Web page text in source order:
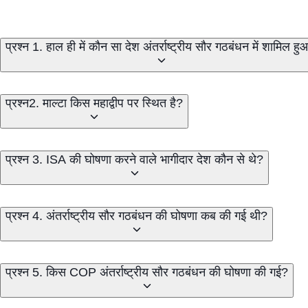
प्रश्न 1. हाल ही में कौन सा देश अंतर्राष्ट्रीय सौर गठबंधन में शामिल
प्रश्न2. माल्टा किस महाद्वीप पर स्थित है?
प्रश्न 3. ISA की घोषणा करने वाले भागीदार देश कौन से थे?
प्रश्न 4. अंतर्राष्ट्रीय सौर गठबंधन की घोषणा कब की गई थी?
प्रश्न 5. किस COP अंतर्राष्ट्रीय सौर गठबंधन की घोषणा की गई?